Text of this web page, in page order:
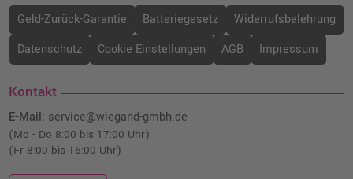
Kompatibler Toner ersetzt HP 655A
(CF452A) · Gelb
Geld-Zurück-Garantie Batteriegesetz
Widerrufsbelehrung
Datenschutz
Cookie Einstellungen AGB Impressum
Kontakt
E-Mail: service@wiegand-gmbh.de
(Mo - Do 8:00 bis 17:00 Uhr)
(Fr 8:00 bis 16:00 Uhr)